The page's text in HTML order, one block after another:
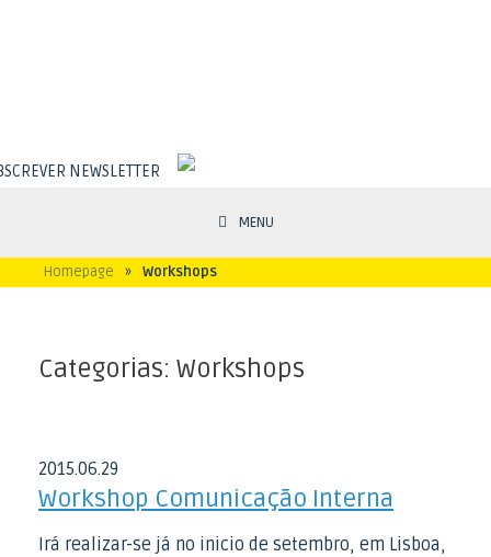
MENU
NEWSLETTER
Homepage » Workshops
Categorias: Workshops
2015.06.29
Workshop Comunicação Interna
Irá realizar-se já no inicio de setembro, em Lisboa,